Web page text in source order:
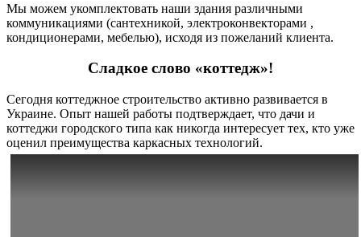
Мы можем укомплектовать наши здания различными
коммуникациями (сантехникой, электроконвекторами ,
кондиционерами, мебелью), исходя из пожеланий клиента.
Cладкое слово «коттедж»!
Сегодня коттеджное строительство активно развивается в
Украине. Опыт нашей работы подтверждает, что дачи и
коттеджи городского типа как никогда интересует тех, кто уже
оценил преимущества каркасных технологий.